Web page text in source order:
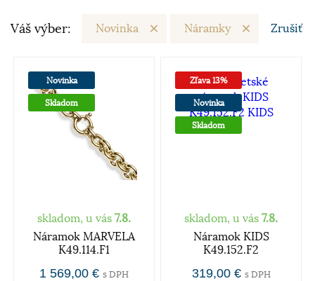
Váš výber: Novinka Náramky Zrušiť
Novinka
Skladom
skladom, u vás 7.8.
Náramok MARVELA
K49.114.F1
1 569,00 € s DPH
Zľava 13%
Novinka
Skladom
skladom, u vás 7.8.
Náramok KIDS
K49.152.F2
319,00 € s DPH